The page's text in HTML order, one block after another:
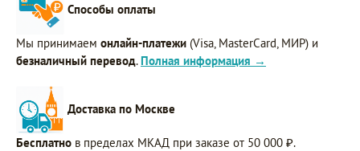
Способы оплаты
Мы принимаем онлайн-платежи (Visa, MasterCard, МИР) и
безналичный перевод. Полная информация →
Доставка по Москве
Бесплатно в пределах МКАД при заказе от 50 000 ₽.